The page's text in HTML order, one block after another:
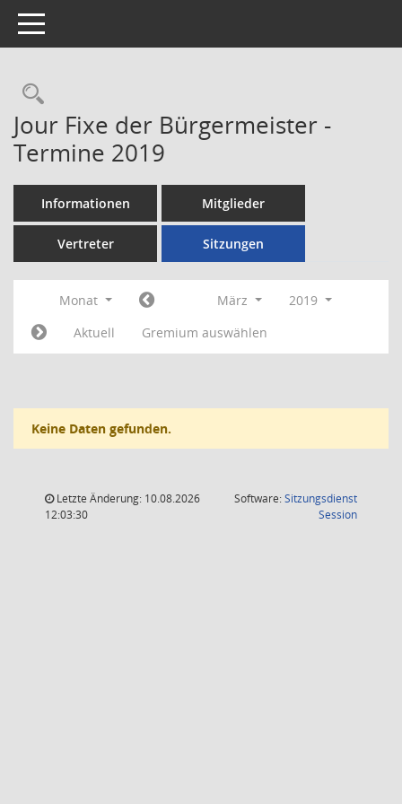
Toggle navigation
Rechercheauswahl
Jour Fixe der Bürgermeister -
Termine 2019
Informationen Mitglieder
Vertreter Sitzungen
Monat März
2019
Aktuell
Gremium auswählen
Keine Daten gefunden.
Letzte Änderung: 10.08.2026
12:03:30
Software:Sitzungsdienst
Session(Wird in